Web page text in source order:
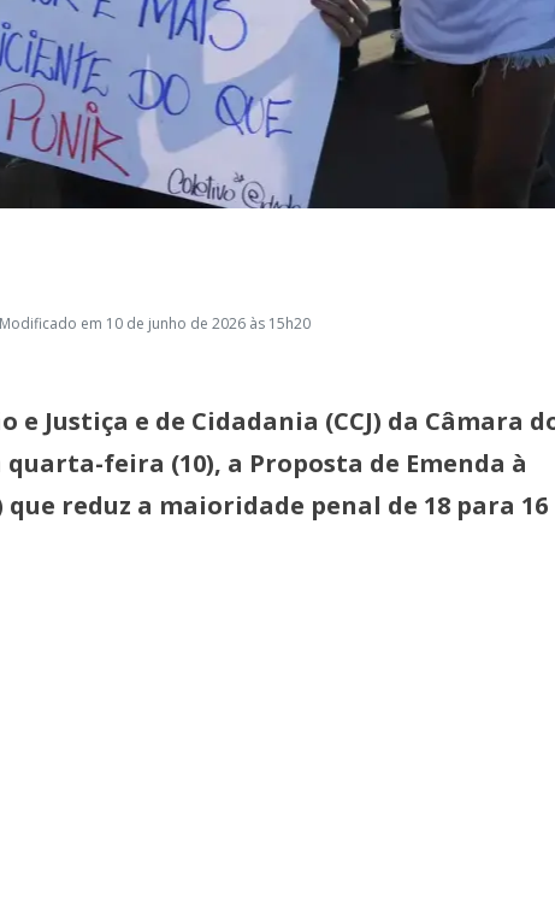
em 10 de junho de 2026 às 15h20
e Justiça e de Cidadania (CCJ) da Câmara
feira (10), a Proposta de Emenda à
que reduz a maioridade penal de 18 para 16